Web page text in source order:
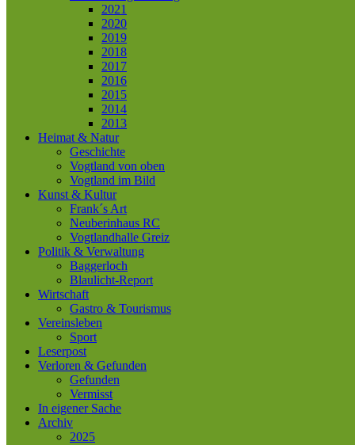
2021
2020
2019
2018
2017
2016
2015
2014
2013
Heimat & Natur
Geschichte
Vogtland von oben
Vogtland im Bild
Kunst & Kultur
Frank´s Art
Neuberinhaus RC
Vogtlandhalle Greiz
Politik & Verwaltung
Baggerloch
Blaulicht-Report
Wirtschaft
Gastro & Tourismus
Vereinsleben
Sport
Leserpost
Verloren & Gefunden
Gefunden
Vermisst
In eigener Sache
Archiv
2025